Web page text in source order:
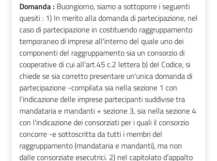
Domanda : Buongiorno, siamo a sottoporre i seguenti
quesiti : 1) In merito alla domanda di partecipazione, nel
caso di partecipazione in costituendo raggruppamento
temporaneo di imprese all'interno del quale uno dei
componenti del raggruppamento sia un consorzio di
cooperative di cui all'art.45 c.2 lettera b) del Codice, si
chiede se sia corretto presentare un'unica domanda di
partecipazione -compilata sia nella sezione 1 con
l'indicazione delle imprese partecipanti suddivise tra
mandataria e mandanti + sezione 3, sia nella sezione 4
con l'indicazione dei consorziati per i quali il consorzio
concorre -e sottoscritta da tutti i membri del
raggruppamento (mandataria e mandanti), ma non
dalle consorziate esecutrici. 2) nel capitolato d’appalto